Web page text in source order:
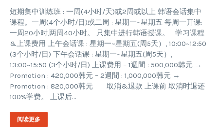
短期集中训练班 : 一周(4小时/天)或2周或以上 韩语会话集中
课程。一周(4个小时/日)或二周 : 星期一~星期五 每周一开课:
一周20小时,两周40小时。 只集中进行韩语授课。 学习课程
&上课费用 上午会话课 : 星期一~星期五(周5天）, 10:00~12:50
(3个小时/日) 下午会话课 : 星期一~星期五(周5天）,
13:00~15:50 (3个小时/日) 上课费用 – 1週間 : 500,000韩元 →
Promotion : 420,000韩元 – 2週間 : 1,000,000韩元 →
Promotion : 820,000韩元 取消&退款 上课前 取消时退还
100%学费。 上课后…
阅读更多